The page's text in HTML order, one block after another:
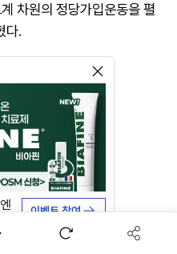
차원의 정당가입운동을 펼
다.
이벤트 참여